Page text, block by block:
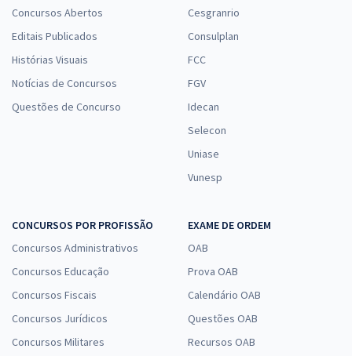
Concursos Abertos
Editais Publicados
Histórias Visuais
Notícias de Concursos
Questões de Concurso
Cesgranrio
Consulplan
FCC
FGV
Idecan
Selecon
Uniase
Vunesp
CONCURSOS POR PROFISSÃO
Concursos Administrativos
Concursos Educação
Concursos Fiscais
Concursos Jurídicos
Concursos Militares
EXAME DE ORDEM
OAB
Prova OAB
Calendário OAB
Questões OAB
Recursos OAB